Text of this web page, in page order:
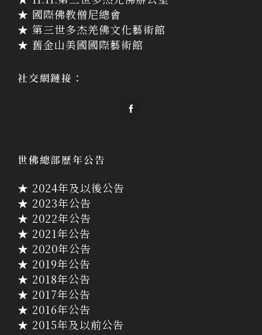
★ 國際佛教僧尼總會
★ 第三世多杰羌佛文化藝術館
★ 舊金山美國國際藝術館
社交網鏈接：
世佛總部歷年公告
★ 2024年及以後公告
★ 2023年公告
★ 2022年公告
★ 2021年公告
★ 2020年公告
★ 2019年公告
★ 2018年公告
★ 2017年公告
★ 2016年公告
★ 2015年及以前公告